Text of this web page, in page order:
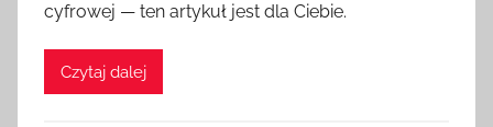
cyfrowej — ten artykuł jest dla Ciebie.
Czytaj dalej